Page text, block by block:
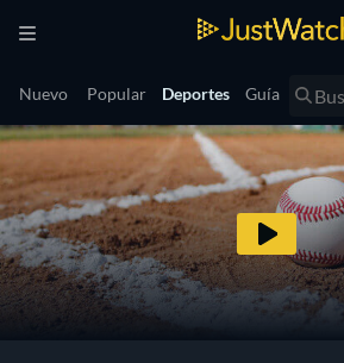
Nuevo Popular Deportes Guía